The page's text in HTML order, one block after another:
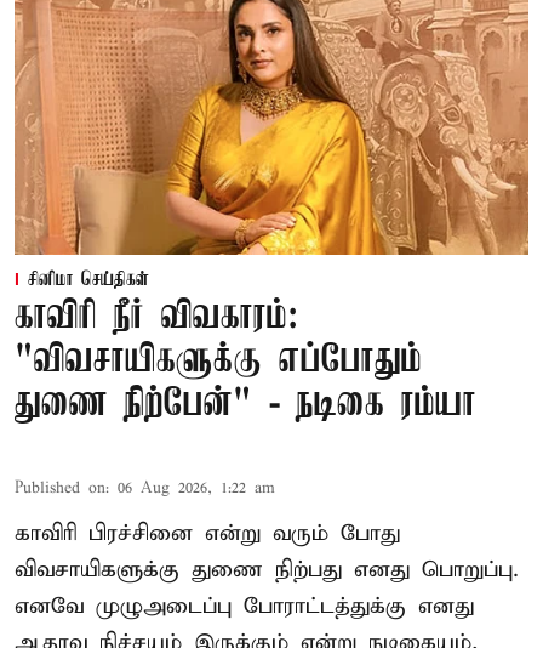
சினிமா செய்திகள்
காவிரி நீர் விவகாரம்:
"விவசாயிகளுக்கு எப்போதும்
துணை நிற்பேன்" - நடிகை ரம்யா
Published on: 06 Aug 2026, 1:22 am
காவிரி பிரச்சினை என்று வரும் போது
விவசாயிகளுக்கு துணை நிற்பது எனது பொறுப்பு.
எனவே முழுஅடைப்பு போராட்டத்துக்கு எனது